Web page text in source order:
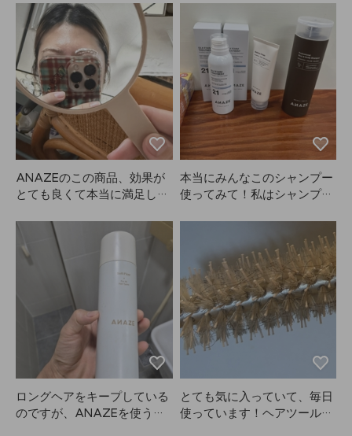
す。でもANAZEをつけてか
ら乾かすのと、何もつけずに
乾かすのでは全然違います。
ヘアミルクをたっぷり使って
も広がる髪なのに、これを塗
って乾かして、さらにオイル
で仕上げるとこのまとまり
感…！もうANAZEがないと
無理です。
ANAZEのこの商品、効果が
とても良くて本当に満足して
っと早く届きました。全体的
にとても満足できる買い物
で、次回もリピートする予定
本当にみんなこのシャンプー
使ってみて！私はシャンプー
たけど、抜け毛改善は一瞬だ
けだし、すぐベタついてダメ
でした😭。結局合わなかった
んですよね…でも、ユーレ
カ！ANAZEのシャンプーを
使い始めてから、本当にボリ
ュームが出て、抜け毛もかな
り減りました（これが一番大
事😭）。香りも良いし、価格
も最高！まるで自宅が美容室
になったみたいなサロンシャ
ロングヘアをキープしている
のですが、ANAZEを使うと
とても気に入っていて、毎日
使っています！ヘアツールを